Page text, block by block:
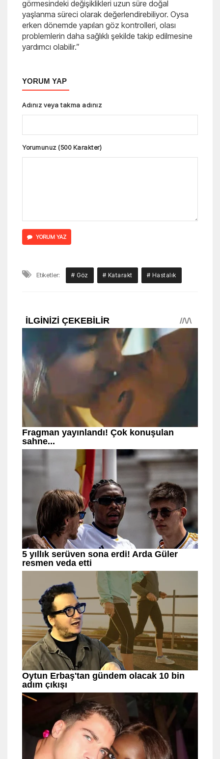
görmesindeki değişiklikleri uzun süre doğal
yaşlanma süreci olarak değerlendirebiliyor. Oysa
erken dönemde yapılan göz kontrolleri, olası
problemlerin daha sağlıklı şekilde takip edilmesine
yardımcı olabilir.”
YORUM YAP
Adınız veya takma adınız
Yorumunuz (500 Karakter)
YORUM YAZ
Etiketler: # Göz # Katarakt # Hastalık